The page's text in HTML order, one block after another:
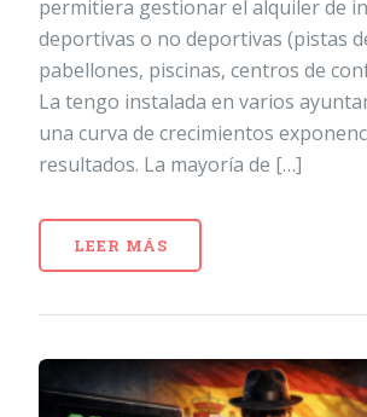
permitiera gestionar el alquiler de
deportivas o no deportivas (pistas
pabellones, piscinas, centros de
La tengo instalada en varios
una curva de crecimientos
resultados. La mayoría de […]
LEER MÁS